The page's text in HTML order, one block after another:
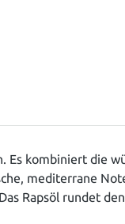
Es kombiniert die
mediterrane
Rapsöl rundet